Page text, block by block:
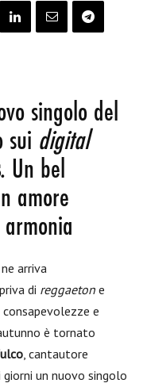
singolo del
sui digital
. Un bel
amore
arriva
di reggaeton e
e
è tornato
, cantautore
un nuovo singolo